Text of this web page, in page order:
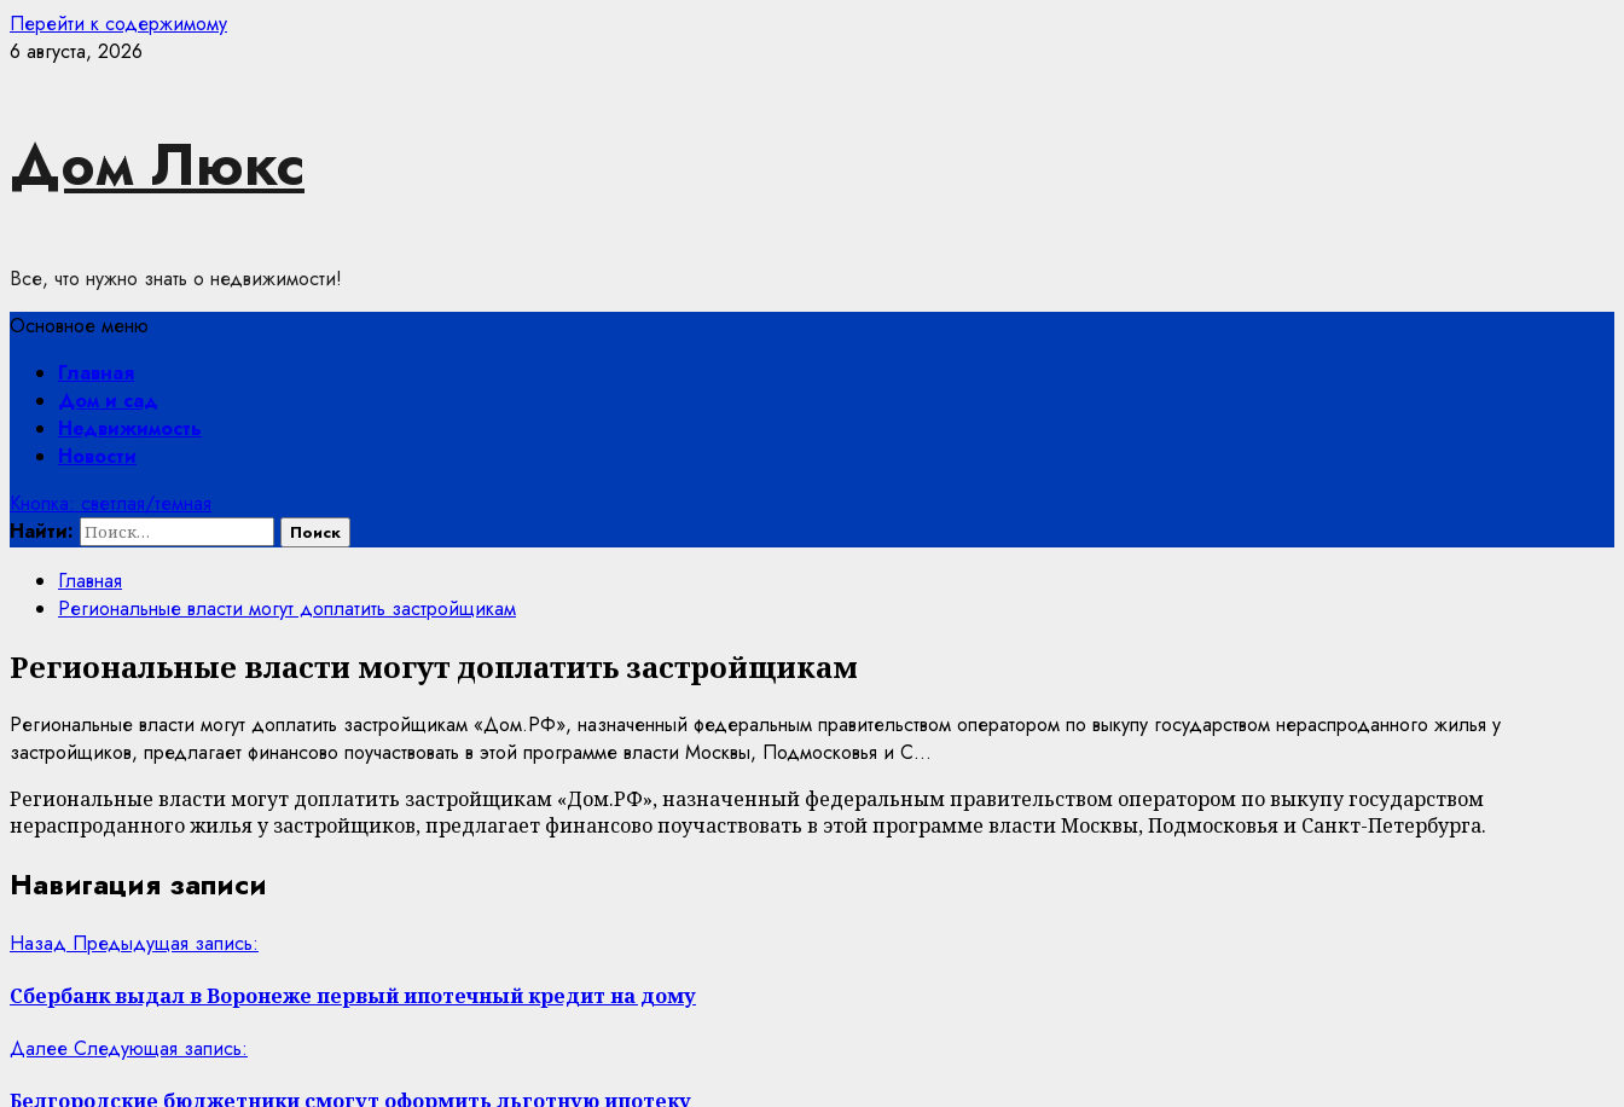
Перейти к содержимому
6 августа, 2026
Дом Люкс
Все, что нужно знать о недвижимости!
Основное меню
Главная
Дом и сад
Недвижимость
Новости
Кнопка: светлая/темная
Найти:
Главная
Региональные власти могут доплатить застройщикам
Региональные власти могут доплатить застройщикам
Региональные власти могут доплатить застройщикам «Дом.РФ», назначенный федеральным правительством оператором по выкупу государством нераспроданного жилья у
застройщиков, предлагает финансово поучаствовать в этой программе власти Москвы, Подмосковья и С...
Региональные власти могут доплатить застройщикам «Дом.РФ», назначенный федеральным правительством оператором по выкупу государством
нераспроданного жилья у застройщиков, предлагает финансово поучаствовать в этой программе власти Москвы, Подмосковья и Санкт-Петербурга.
Навигация записи
Назад Предыдущая запись:
Сбербанк выдал в Воронеже первый ипотечный кредит на дому
Далее Следующая запись:
Белгородские бюджетники смогут оформить льготную ипотеку